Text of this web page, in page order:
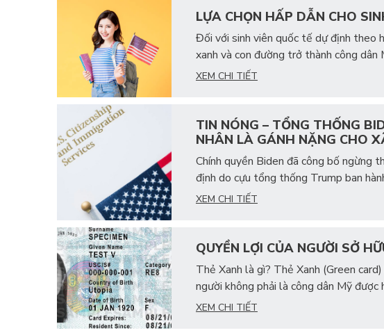
LỰA CHỌN HẤP DẪN CHO
Đối với sinh viên quốc tế dự định theo
xanh và con đường trở thành công
XEM CHI TIẾT
TIN NÓNG – TỔNG THỐNG
NHÂN LÀ GÁNH NẶNG CHO
Chính quyền Biden đã công bố ngừng
định do cựu tổng thống Trump ban
XEM CHI TIẾT
QUYỀN LỢI CỦA NGƯỜI SỞ
Thẻ Xanh là gì? Thẻ Xanh (Green
người không phải là công dân Mỹ
XEM CHI TIẾT